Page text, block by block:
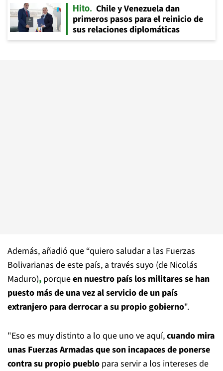
Hito
Chile y Venezuela dan
primeros pasos para el reinicio de
sus relaciones diplomáticas
Además, añadió que “quiero saludar a las Fuerzas
Bolivarianas de este país, a través suyo (de Nicolás
Maduro), porqueen nuestro país los militares se han
puesto más de una vez al servicio de un país
extranjero para derrocar a su propio gobierno".
"Eso es muy distinto a lo que uno ve aquí,cuando mira
unas Fuerzas Armadas que son incapaces de ponerse
contra su propio pueblo para servir a los intereses de